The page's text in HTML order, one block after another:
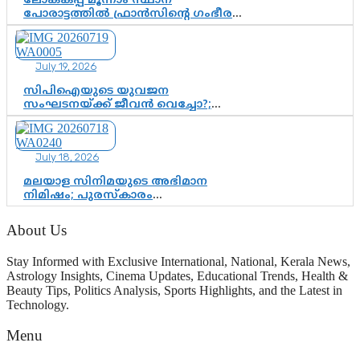
പോരാട്ടത്തിൽ ഫ്രാൻസിന്റെ ഗംഭീര
തിരിച്ചുവരവ്; ഗോൾവേട്ടയിൽ
മെസ്സിയെ മറികടന്ന് എംബാപ്പെ
July 19, 2026
സിപിഐയുടെ യുവജന
സംഘടനയ്ക്ക് ജീവൻ വെച്ചോ?;
ജിസ്മോന്റെ വിമർശനം രാഷ്ട്രീയ
ഇരട്ടത്താപ്പെന്ന് ചർച്ച
July 18, 2026
മലയാള സിനിമയുടെ അഭിമാന
നിമിഷം; പുരസ്‌കാരം
ആഘോഷമാകട്ടെ, മികവ് ശീലമാകട്ടെ
About Us
Stay Informed with Exclusive International, National, Kerala News,
Astrology Insights, Cinema Updates, Educational Trends, Health &
Beauty Tips, Politics Analysis, Sports Highlights, and the Latest in
Technology.
Menu